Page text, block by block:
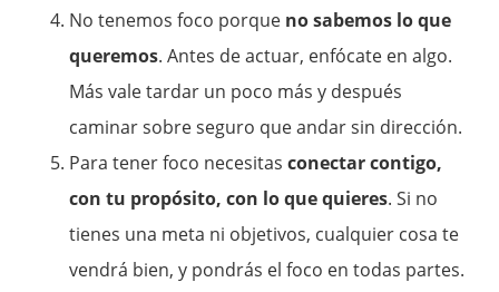
No tenemos foco porque no sabemos lo que
queremos. Antes de actuar, enfócate en algo.
Más vale tardar un poco más y después
caminar sobre seguro que andar sin dirección.
Para tener foco necesitasconectar contigo,
con tu propósito, con lo que quieres. Si no
tienes una meta ni objetivos, cualquier cosa te
vendrá bien, y pondrás el foco en todas partes.